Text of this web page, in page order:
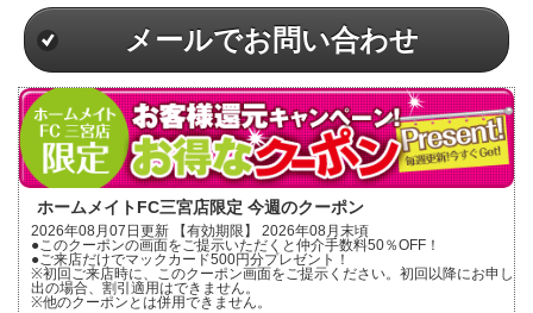
メールでお問い合わせ
ホームメイトFC三宮店限定 今週のクーポン
2026年08月07日更新 【有効期限】 2026年08月末頃
●このクーポンの画面をご提示いただくと仲介手数料50％OFF！
●ご来店だけでマックカード500円分プレゼント！
※初回ご来店時に、このクーポン画面をご提示ください。初回以降にお申し
出の場合、割引適用はできません。
※他のクーポンとは併用できません。